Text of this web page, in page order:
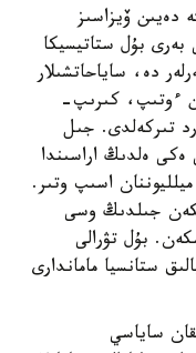
قىتاي اراسىندا 30 كۇنگە دەيىن ۆيزاسىز
بەرى بۇل ستاتيسيكا
دە، ساياحاتشىلار
ءوتىپ، كىرىپ-
تىركەلدى. جىل
ەكى ەلدىڭ اراسىندا
ارى-بەرى قاتىناعان جولاۋشىلار سانى 1 ميلليوننان اسىپ وتىر.
جىلدىڭ وسى
10 پايىزعا وسكەن. بۇل تۋرالى
ستانسيا ماماندارى
ساياسي